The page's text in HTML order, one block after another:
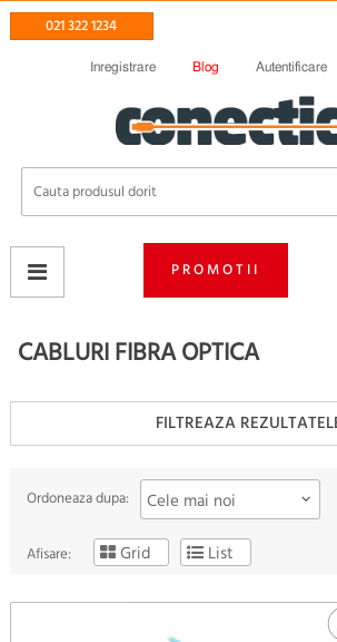
021 322 1234
Inregistrare Blog Autentificare
PROMOTII
CABLURI FIBRA OPTICA
FILTREAZA
Ordoneaza dupa: Cele mai noi
Afisare: Grid List